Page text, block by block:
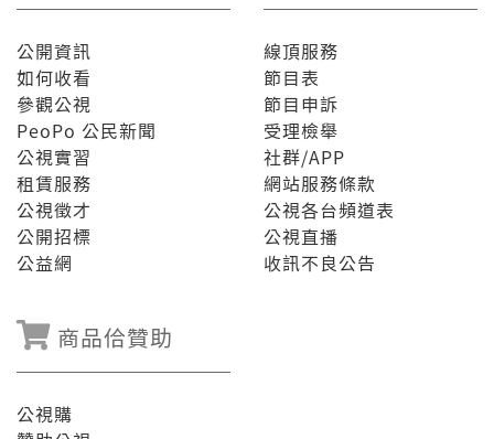
公開資訊
如何收看
參觀公視
PeoPo 公民新聞
公視實習
租賃服務
公視徵才
公開招標
公益網
線頂服務
節目表
節目申訴
受理檢舉
社群/APP
網站服務條款
公視各台頻道表
公視直播
收訊不良公告
商品佮贊助
公視購